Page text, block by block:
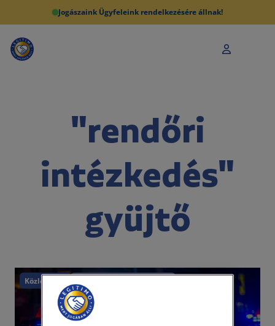
Jogászaink Ügyfeleink rendelkezésére állnak!
"rendőri
intézkedés"
gyüjtő
Közlekedés